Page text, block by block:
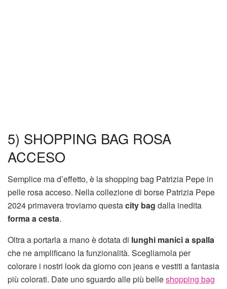
5) SHOPPING BAG ROSA
ACCESO
Semplice ma d’effetto, è la shopping bag Patrizia Pepe in
pelle rosa acceso. Nella collezione di borse Patrizia Pepe
2024 primavera troviamo questacity bag dalla inedita
forma a cesta.
Oltra a portarla a mano è dotata di lunghi manici a spalla
che ne amplificano la funzionalità. Scegliamola per
colorare i nostri look da giorno con jeans e vestiti a fantasia
più colorati. Date uno sguardo alle più belleshopping bag